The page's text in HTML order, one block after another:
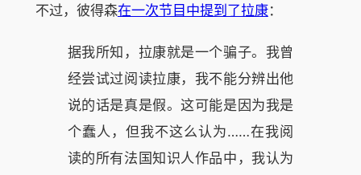
不过，彼得森在一次节目中提到了拉康：
据我所知，拉康就是一个骗子。我曾
经尝试过阅读拉康，我不能分辨出他
说的话是真是假。这可能是因为我是
个蠢人，但我不这么认为……在我阅
读的所有法国知识人作品中，我认为